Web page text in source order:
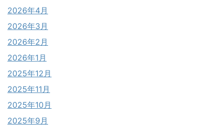
2026年4月
2026年3月
2026年2月
2026年1月
2025年12月
2025年11月
2025年10月
2025年9月